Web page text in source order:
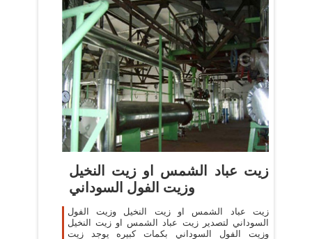
زيت عباد الشمس او زيت النخيل
وزيت الفول السوداني
زيت عباد الشمس او زيت النخيل وزيت الفول
السوداني لتصدير زيت عباد الشمس او زيت النخيل
وزيت الفول السوداني بكمات كبيره يوجد زيت